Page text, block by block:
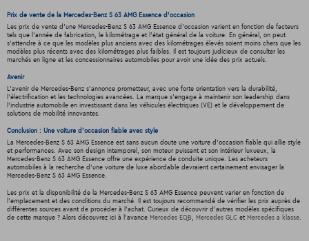
Prix de vente de la Mercedes-Benz S 63 AMG Essence d'occasion
Les prix de vente d'une Mercedes-Benz S 63 AMG Essence d'occasion varient en fonction de facteurs
tels que l'année de fabrication, le kilométrage et l'état général de la voiture. En général, on peut
s'attendre à ce que les modèles plus anciens avec des kilométrages élevés soient moins chers que les
modèles plus récents avec des kilométrages plus faibles. Il est toujours judicieux de consulter les
marchés en ligne et les concessionnaires automobiles pour avoir une idée des prix actuels.
Avenir
L'avenir de Mercedes-Benz s'annonce prometteur, avec une forte orientation vers la durabilité,
l'électrification et les technologies avancées. La marque s'engage à maintenir son leadership dans
l'industrie automobile en investissant dans les véhicules électriques (VE) et le développement de
solutions de mobilité innovantes.
Conclusion : Une voiture d'occasion fiable avec style
La Mercedes-Benz S 63 AMG Essence est sans aucun doute une voiture d'occasion fiable qui allie style
et performances. Avec son design intemporel, son moteur puissant et son intérieur luxueux, la
Mercedes-Benz S 63 AMG Essence offre une expérience de conduite unique. Les acheteurs
automobiles à la recherche d'une voiture de luxe abordable devraient certainement envisager la
Mercedes-Benz S 63 AMG Essence.
Les prix et la disponibilité de la Mercedes-Benz S 63 AMG Essence peuvent varier en fonction de
l'emplacement et des conditions du marché. Il est toujours recommandé de vérifier les prix auprès de
différentes sources avant de procéder à l'achat. Curieux de découvrir d'autres modèles spécifiques
de cette marque ? Alors découvrez ici à l'avance Mercedes EQB , Mercedes GLCet Mercedes a klasse.